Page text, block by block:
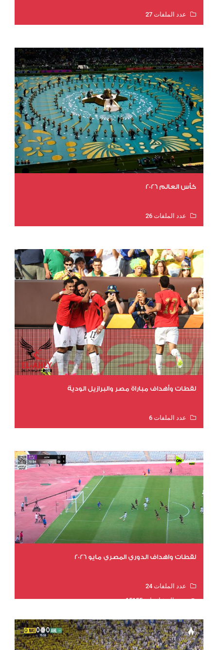
عدد الملفات 27
كأس العالم 2026
عدد الملفات 26
لقطات وأهداف مباراة مصر والبرازيل الودية
عدد الملفات 6
لقطات واهداف الدوري المصري مايو 2026
عدد الملفات 24
عدد المشاهدات 15155